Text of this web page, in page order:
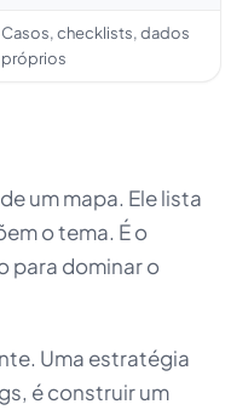
Casos, checklists, dados
próprios
um mapa. Ele lista
o tema. É o
para dominar o
Uma estratégia
é construir um